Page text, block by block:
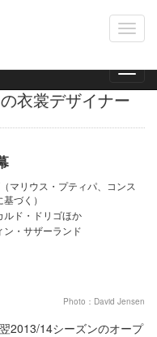
新生ENBの成功
衣裳デザイナー
マリウス・プティパ、コンス
づく）
ルド・ドリゴほか
ン・サザーランド
Photo：David Jensen
2013/14シーズンのオープ